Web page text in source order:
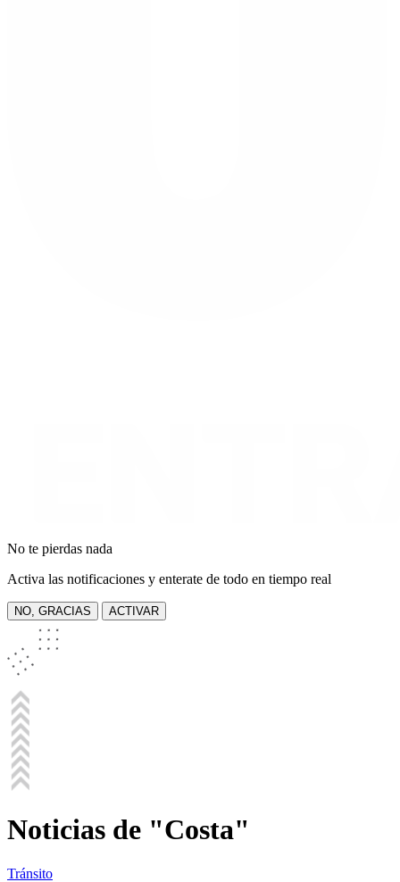
No te pierdas nada
Activa las notificaciones y enterate de todo en tiempo real
NO, GRACIAS ACTIVAR
Noticias de "Costa"
Tránsito